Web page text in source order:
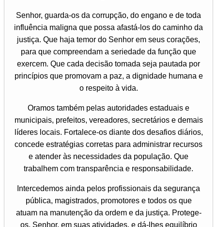
Senhor, guarda-os da corrupção, do engano e de toda
influência maligna que possa afastá-los do caminho da
justiça. Que haja temor do Senhor em seus corações,
para que compreendam a seriedade da função que
exercem. Que cada decisão tomada seja pautada por
princípios que promovam a paz, a dignidade humana e
o respeito à vida.
Oramos também pelas autoridades estaduais e
municipais, prefeitos, vereadores, secretários e demais
líderes locais. Fortalece-os diante dos desafios diários,
concede estratégias corretas para administrar recursos
e atender às necessidades da população. Que
trabalhem com transparência e responsabilidade.
Intercedemos ainda pelos profissionais da segurança
pública, magistrados, promotores e todos os que
atuam na manutenção da ordem e da justiça. Protege-
os, Senhor, em suas atividades, e dá-lhes equilíbrio